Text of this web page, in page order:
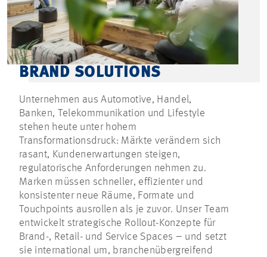
BRAND SOLUTIONS
Unternehmen aus Automotive, Handel,
Banken, Telekommunikation und Lifestyle
stehen heute unter hohem
Transformationsdruck: Märkte verändern sich
rasant, Kundenerwartungen steigen,
regulatorische Anforderungen nehmen zu.
Marken müssen schneller, effizienter und
konsistenter neue Räume, Formate und
Touchpoints ausrollen als je zuvor. Unser Team
entwickelt strategische Rollout-Konzepte für
Brand-, Retail- und Service Spaces – und setzt
sie international um, branchenübergreifend